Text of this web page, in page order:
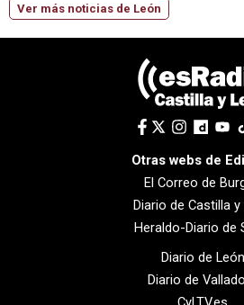
Ver más noticias de León
Otras webs de
El Correo de
Diario de Castilla y
Heraldo-Diario de
Diario de León
Diario de